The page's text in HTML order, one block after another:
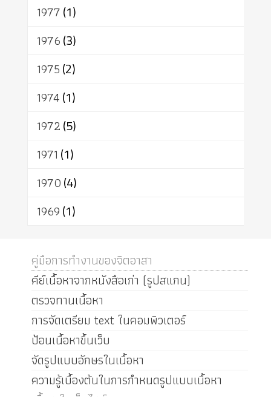
1977(1)
1976(3)
1975(2)
1974(1)
1972(5)
1971 (1)
1970(4)
1969(1)
คู่มือการทำงานของจิตอาสา
คีย์เนื้อหาจากหนังสือเก่า (รูปสแกน)
ตรวจทานเนื้อหา
การจัดเตรียม text ในคอมพิวเตอร์
ป้อนเนื้อหาขึ้นเว็บ
จัดรูปแบบอักษรในเนื้อหา
ความรู้เบื้องต้นในการกำหนดรูปแบบเนื้อหา